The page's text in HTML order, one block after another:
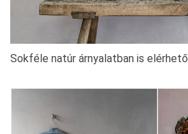
Sokféle natúr árnyalatban is elérhető